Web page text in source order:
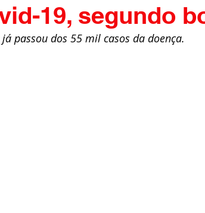
Comunicação Empreendedorismo
19, segundo
passou dos 55 mil casos da doença.